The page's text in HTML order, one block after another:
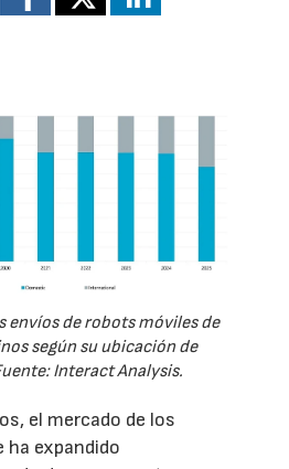
envíos de robots móviles de
según su ubicación de
Interact Analysis.
el mercado de los
expandido